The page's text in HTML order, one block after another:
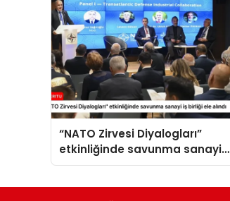
“NATO Zirvesi Diyalogları”
etkinliğinde savunma sanayi
iş birliği ele alındı